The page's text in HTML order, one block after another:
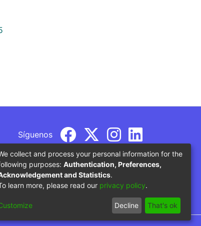
Síguenos
parte del Ministerio de Educación
collect and process your personal information for the
purposes: Authentication, Preferences,
and Statistics.
learn more, please read our privacy policy.
Decline That's ok